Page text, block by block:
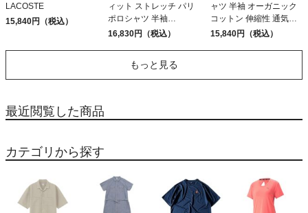
LACOSTE
15,840円（税込）
ィット ストレッチ パリ
ポロシャツ 半袖
LACOSTE
16,830円（税込）
ャツ 半袖 オーガニック
コットン 伸縮性 通気性
鹿の子 カジュアル シャ
15,840円（税込）
もっと見る
最近閲覧した商品
カテゴリから探す